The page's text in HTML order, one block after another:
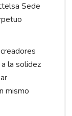
Sede
la solidez
mismo